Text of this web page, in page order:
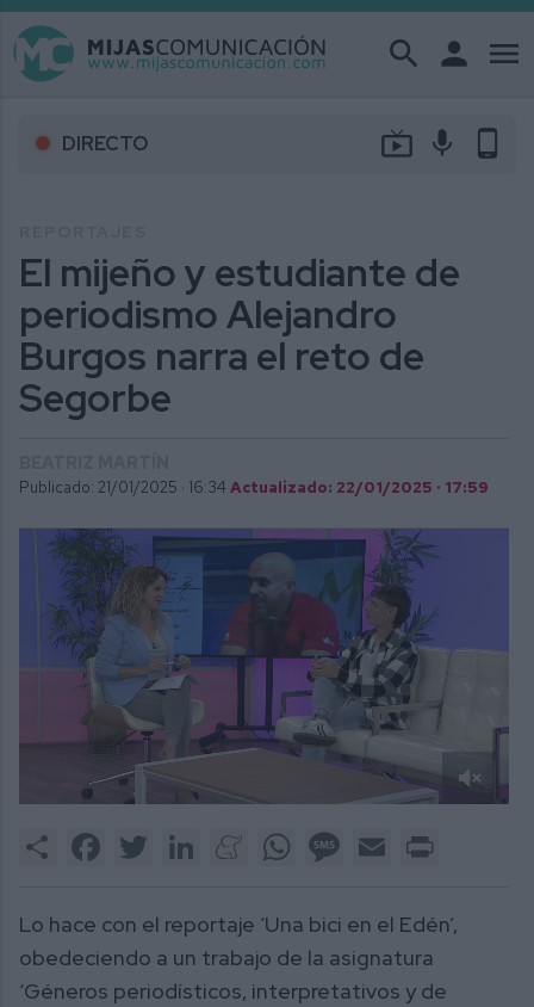
search person menu
DIRECTO live_tv mic phone_android
El mijeño y estudiante de
periodismo Alejandro
Burgos narra el reto de
Segorbe
Publicado: 21/01/2025 · 16:34 Actualizado: 22/01/2025 · 17:59
1
Share FacebookTwitter LinkedInMeneameWhatsAppMessage
Email
Lo hace con el reportaje ‘Una bici en el Edén’,
obedeciendo a un trabajo de la asignatura
‘Géneros periodísticos, interpretativos y de